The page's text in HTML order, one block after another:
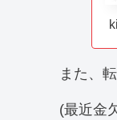
また、
(最近金